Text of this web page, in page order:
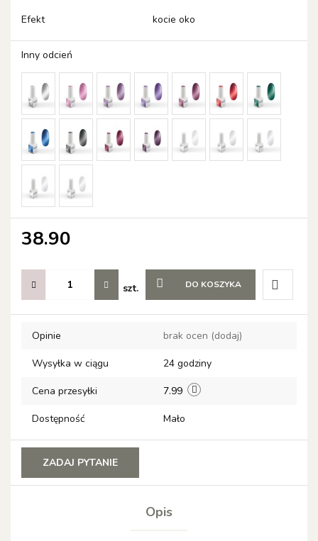
Efekt kocie oko
Inny odcień
38.90
szt. DO KOSZYKA
Do
Opinie brak ocen (dodaj)
Wysyłka w ciągu 24 godziny
Cena przesyłki 7.99
Dostępność Mało
ZADAJ PYTANIE
Opis